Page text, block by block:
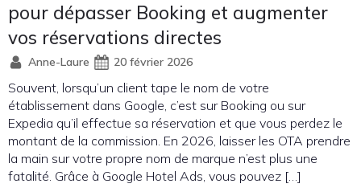
pour dépasser Booking et augmenter
vos réservations directes
Anne-Laure 20 février 2026
Souvent, lorsqu’un client tape le nom de votre
établissement dans Google, c’est sur Booking ou sur
Expedia qu’il effectue sa réservation et que vous perdez le
montant de la commission. En 2026, laisser les OTA prendre
la main sur votre propre nom de marque n’est plus une
fatalité. Grâce à Google Hotel Ads, vous pouvez […]